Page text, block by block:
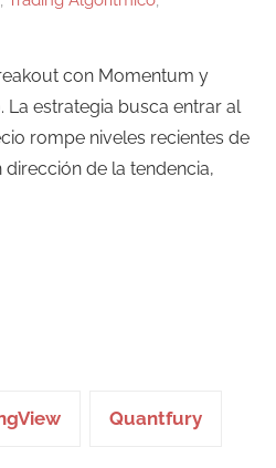
con Momentum y
La estrategia busca entrar al
rompe niveles recientes de
de la tendencia,
Quantfury